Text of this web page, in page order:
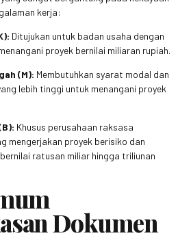
kerja:
Ditujukan untuk badan usaha dengan
proyek bernilai miliaran rupiah.
(M): Membutuhkan syarat modal dan
lebih tinggi untuk menangani proyek
Khusus perusahaan raksasa
mengerjakan proyek berisiko dan
ratusan miliar hingga triliunan
Dokumen